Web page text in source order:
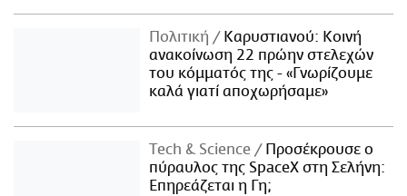
Πολιτική
Καρυστιανού: Κοινή
ανακοίνωση 22 πρώην στελεχών
του κόμματός της - «Γνωρίζουμε
καλά γιατί αποχωρήσαμε»
Τech & Science
Προσέκρουσε ο
πύραυλος της SpaceX στη Σελήνη:
Επηρεάζεται η Γη;